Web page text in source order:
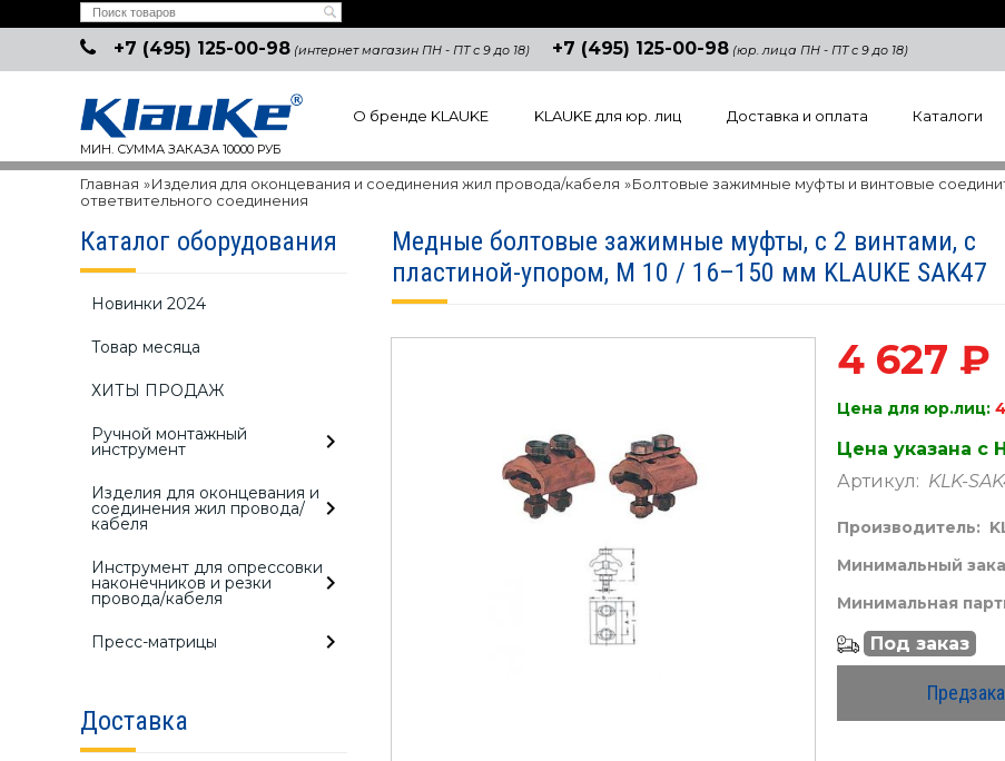
+7 (495) 125-00-98 (интернет магазин ПН - ПТ с 9 до 18) +7 (495) 125-00-98 (юр. лица ПН - ПТ с 9 до 18)
МИН. СУММА ЗАКАЗА 10000 РУБ
О бренде KLAUKE KLAUKE для юр. лиц Доставка и оплата Каталоги
Каталог оборудования
Новинки 2024
Товар месяца
ХИТЫ ПРОДАЖ
Ручной монтажный
инструмент
Изделия для оконцевания и
соединения жил провода/
кабеля
Инструмент для опрессовки
наконечников и резки
провода/кабеля
Пресс-матрицы
Доставка
Главная »Изделия для оконцевания и соединения жил провода/кабеля »Болтовые зажимные муфты и винтовые
ответвительного соединения
Медные болтовые зажимные муфты, с 2 винтами, с
пластиной-упором, M 10 / 16–150 мм KLAUKE SAK47
4 627 ₽
Цена для юр.лиц:
Цена указана с
Артикул: KLK-
Производитель:
Минимальный
Минимальная
Под заказ